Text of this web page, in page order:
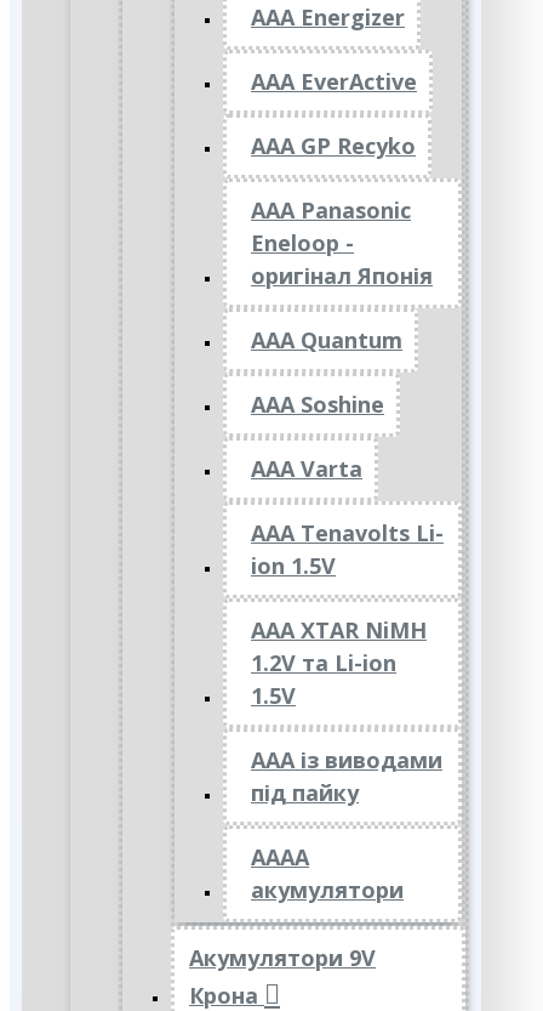
AAA Energizer
AAA EverActive
AAA GP Recyko
AAA Panasonic
Eneloop -
оригінал Японія
AAA Quantum
AAA Soshine
AAA Varta
AAA Tenavolts Li-
ion 1.5V
AAA XTAR NiMH
1.2V та Li-ion
1.5V
ААА із виводами
під пайку
АААА
акумулятори
Акумулятори 9V
Крона